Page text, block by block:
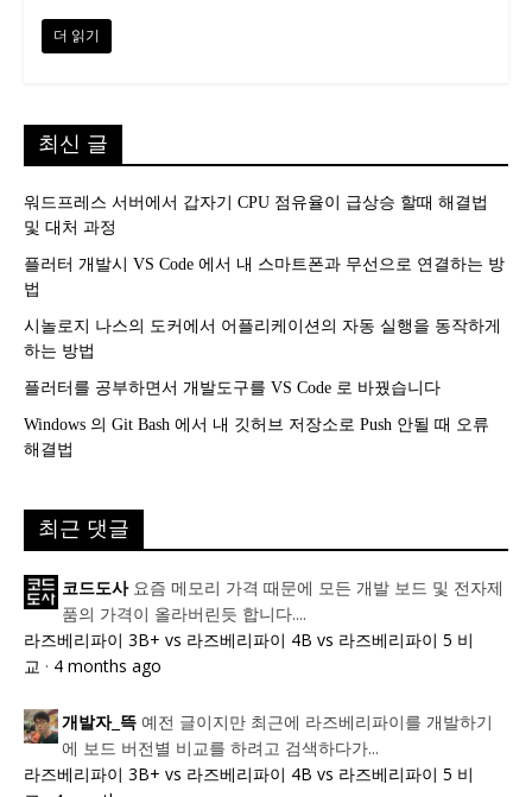
더 읽기
최신 글
워드프레스 서버에서 갑자기 CPU 점유율이 급상승 할때 해결법
및 대처 과정
플러터 개발시 VS Code 에서 내 스마트폰과 무선으로 연결하는 방
법
시놀로지 나스의 도커에서 어플리케이션의 자동 실행을 동작하게
하는 방법
플러터를 공부하면서 개발도구를 VS Code 로 바꿨습니다
Windows 의 Git Bash 에서 내 깃허브 저장소로 Push 안될 때 오류
해결법
최근 댓글
코드도사 요즘 메모리 가격 때문에 모든 개발 보드 및 전자제
품의 가격이 올라버린듯 합니다....
라즈베리파이 3B+ vs 라즈베리파이 4B vs 라즈베리파이 5 비
교 · 4 months ago
개발자_뜩 예전 글이지만 최근에 라즈베리파이를 개발하기
에 보드 버전별 비교를 하려고 검색하다가...
라즈베리파이 3B+ vs 라즈베리파이 4B vs 라즈베리파이 5 비